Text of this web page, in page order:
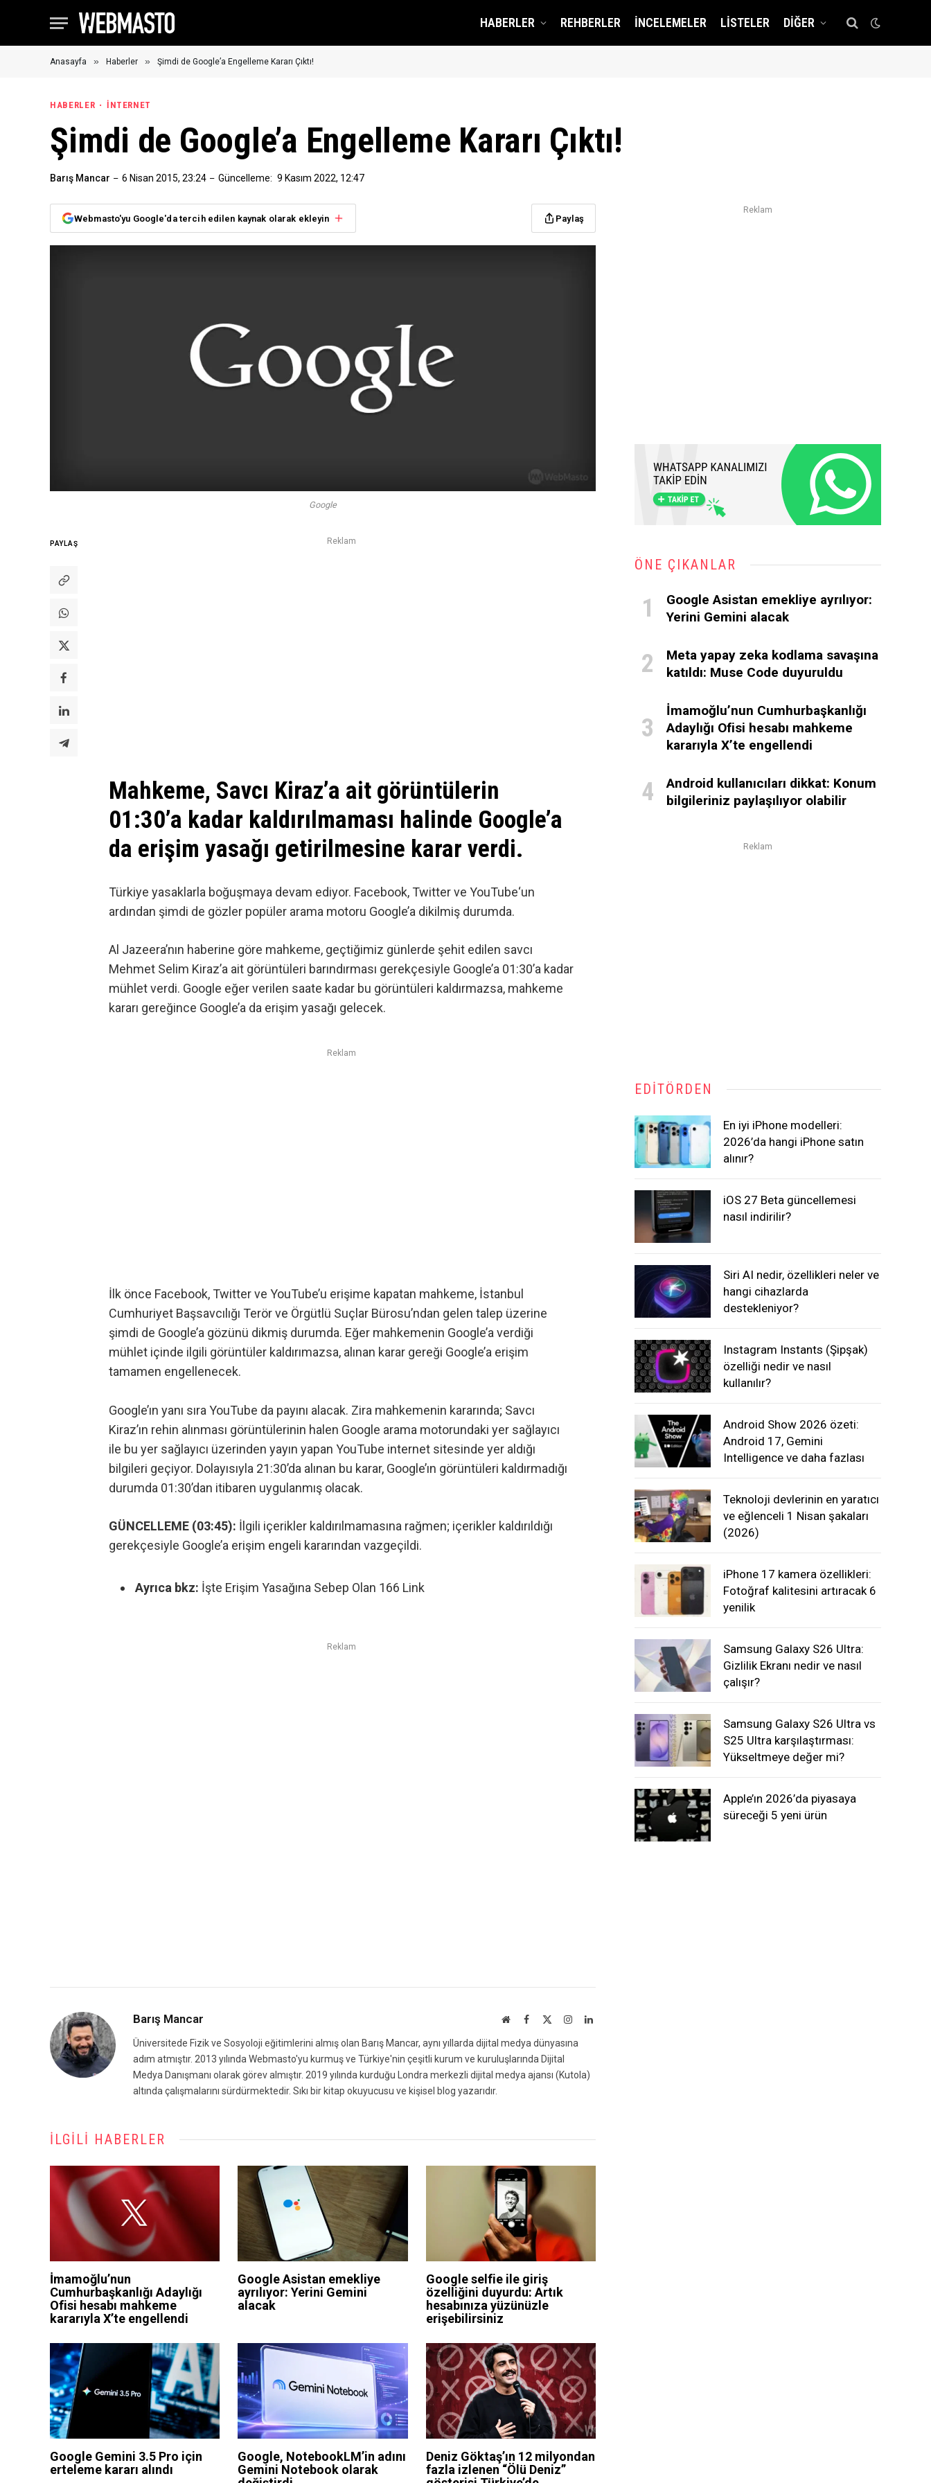
HABERLER REHBERLER İNCELEMELER LISTELER DIĞER
Anasayfa » Haberler » Şimdi de Google’a Engelleme Kararı Çıktı!
HABERLER İNTERNET
Şimdi de Google’a Engelleme Kararı Çıktı!
Barış Mancar 6 Nisan 2015, 23:24 Güncelleme: 9 Kasım 2022, 12:47
Webmasto'yu Google'da tercih edilen kaynak olarak ekleyin Paylaş
Google
PAYLAŞ Reklam
Mahkeme, Savcı Kiraz’a ait görüntülerin
01:30’a kadar kaldırılmaması halinde Google’a
da erişim yasağı getirilmesine karar verdi.
Türkiye yasaklarla boğuşmaya devam ediyor. Facebook, Twitterve YouTube‘un
ardından şimdi de gözler popüler arama motoru Google’a dikilmiş durumda.
Al Jazeera’nın haberine göre mahkeme, geçtiğimiz günlerde şehit edilen savcı
Mehmet Selim Kiraz’a ait görüntüleri barındırması gerekçesiyle Google’a 01:30’a kadar
mühlet verdi. Google eğer verilen saate kadar bu görüntüleri kaldırmazsa, mahkeme
kararı gereğince Google’a da erişim yasağı gelecek.
Reklam
İlk önce Facebook, Twitter ve YouTube’u erişime kapatan mahkeme, İstanbul
Cumhuriyet Başsavcılığı Terör ve Örgütlü Suçlar Bürosu’ndan gelen talep üzerine
şimdi de Google’a gözünü dikmiş durumda. Eğer mahkemenin Google’a verdiği
mühlet içinde ilgili görüntüler kaldırımazsa, alınan karar gereği Google’a erişim
tamamen engellenecek.
Google’ın yanı sıra YouTube da payını alacak. Zira mahkemenin kararında; Savcı
Kiraz’ın rehin alınması görüntülerinin halen Google arama motorundaki yer sağlayıcı
ile bu yer sağlayıcı üzerinden yayın yapan YouTube internet sitesinde yer aldığı
bilgileri geçiyor. Dolayısıyla 21:30’da alınan bu karar, Google’ın görüntüleri kaldırmadığı
durumda 01:30’dan itibaren uygulanmış olacak.
GÜNCELLEME (03:45): İlgili içerikler kaldırılmamasına rağmen; içerikler kaldırıldığı
gerekçesiyle Google’a erişim engeli kararından vazgeçildi.
Ayrıca bkz: İşte Erişim Yasağına Sebep Olan 166 Link
Reklam
Barış Mancar WebsiteFacebook InstagramLinkedIn
Üniversitede Fizik ve Sosyoloji eğitimlerini almış olan Barış Mancar, aynı yıllarda dijital medya dünyasına
adım atmıştır. 2013 yılında Webmasto'yu kurmuş ve Türkiye'nin çeşitli kurum ve kuruluşlarında Dijital
Medya Danışmanı olarak görev almıştır. 2019 yılında kurduğu Londra merkezli dijital medya ajansı (Kutola)
altında çalışmalarını sürdürmektedir. Sıkı bir kitap okuyucusu ve kişisel blog yazarıdır.
İLGILI HABERLER
İmamoğlu’nun
Cumhurbaşkanlığı Adaylığı
Ofisi hesabı mahkeme
kararıyla X’te engellendi
Google Asistan emekliye
ayrılıyor: Yerini Gemini
alacak
Google selfie ile giriş
özelliğini duyurdu: Artık
hesabınıza yüzünüzle
erişebilirsiniz
Google Gemini 3.5 Pro için
erteleme kararı alındı
Google, NotebookLM’in adını
Gemini Notebook olarak
Deniz Göktaş’ın 12 milyondan
fazla izlenen “Ölü Deniz”
Reklam
ÖNE ÇIKANLAR
Google Asistan emekliye ayrılıyor:
Yerini Gemini alacak
Meta yapay zeka kodlama savaşına
katıldı: Muse Code duyuruldu
İmamoğlu’nun Cumhurbaşkanlığı
Adaylığı Ofisi hesabı mahkeme
kararıyla X’te engellendi
Android kullanıcıları dikkat: Konum
bilgileriniz paylaşılıyor olabilir
Reklam
EDITÖRDEN
En iyi iPhone modelleri:
2026’da hangi iPhone satın
alınır?
iOS 27 Beta güncellemesi
nasıl indirilir?
Siri AI nedir, özellikleri neler ve
hangi cihazlarda
destekleniyor?
Instagram Instants (Şipşak)
özelliği nedir ve nasıl
kullanılır?
Android Show 2026 özeti:
Android 17, Gemini
Intelligence ve daha fazlası
Teknoloji devlerinin en yaratıcı
ve eğlenceli 1 Nisan şakaları
(2026)
iPhone 17 kamera özellikleri:
Fotoğraf kalitesini artıracak 6
yenilik
Samsung Galaxy S26 Ultra:
Gizlilik Ekranı nedir ve nasıl
çalışır?
Samsung Galaxy S26 Ultra vs
S25 Ultra karşılaştırması:
Yükseltmeye değer mi?
Apple’ın 2026’da piyasaya
süreceği 5 yeni ürün